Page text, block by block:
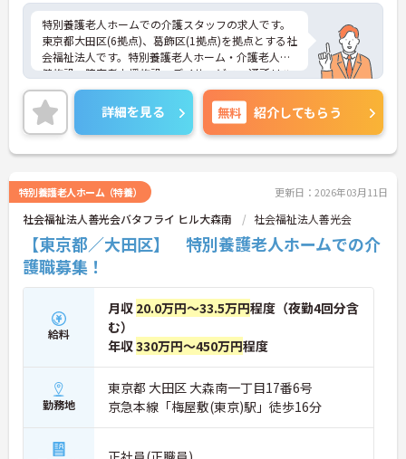
特別養護老人ホームでの介護スタッフの求人です。
東京都大田区(6拠点)、葛飾区(1拠点)を拠点とする社
会福祉法人です。特別養護老人ホーム・介護老人保
健施設・障害者支援施設・デイサービス・通所リハ
ビリテーション・ショートステイを運営する国内最
大級の複合福祉施設です。
お客様の満足度向上、福祉業界の改革、そして最適
な社会保障をデザインするために革新的な取組みを
導入しながら介護サービスを提供しています。大田
の方は是非ご連絡ください。
年に3日リフレッシュ休暇が設けられておりますの
で、お休みの相談もしやすいです。
ご興味のある方は面接対策ポイントなどお話致しま
すのでお気軽にお問い合わせください。
詳細を見る 無料 紹介してもらう
特別養護老人ホーム（特養） 更新日：2026年03月11日
社会福祉法人善光会バタフライ ヒル大森南 社会福祉法人善光会
【東京都／大田区】 特別養護老人ホームでの介
護職募集！
給料
月収 20.0万円～33.5万円程度（夜勤4回分含
む）
年収330万円～450万円程度
勤務地
東京都 大田区 大森南一丁目17番6号
京急本線「梅屋敷(東京)駅」徒歩16分